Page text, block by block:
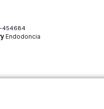
454684
Endodoncia